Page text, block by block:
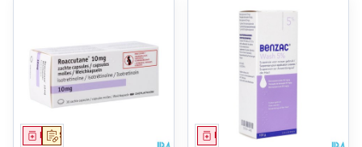
Sur prescription
Médicament Médicament